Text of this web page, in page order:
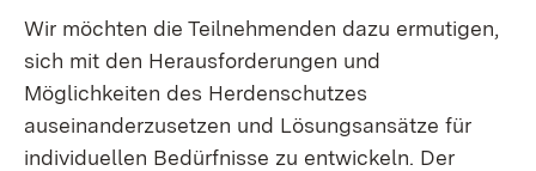
Wir möchten die Teilnehmenden dazu ermutigen,
sich mit den Herausforderungen und
Möglichkeiten des Herdenschutzes
auseinanderzusetzen und Lösungsansätze für
individuellen Bedürfnisse zu entwickeln. Der